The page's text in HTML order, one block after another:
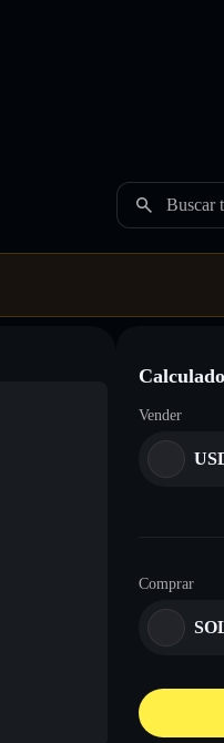
Buscar
Vender
Comprar